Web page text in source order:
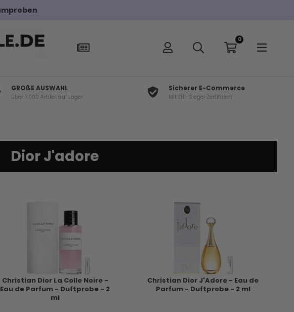
über 100€
0
GROßE AUSWAHL
Über 7.000 Artikel auf Lager
Sicherer E-Commerce
Mit EHI-Siegel Zertifiziert
Dior J'adore
Christian Dior La Colle Noire -
Eau de Parfum - Duftprobe - 2
ml
Christian Dior J'Adore - Eau de
Parfum - Duftprobe - 2 ml